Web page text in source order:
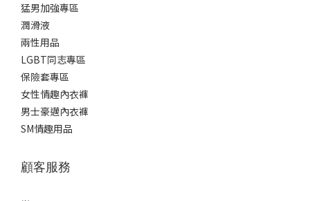
猛男加強專區
潤滑液
兩性用品
LGBT同志專區
保險套專區
女性情趣內衣褲
男士豪邁內衣褲
SM情趣用品
顧客服務